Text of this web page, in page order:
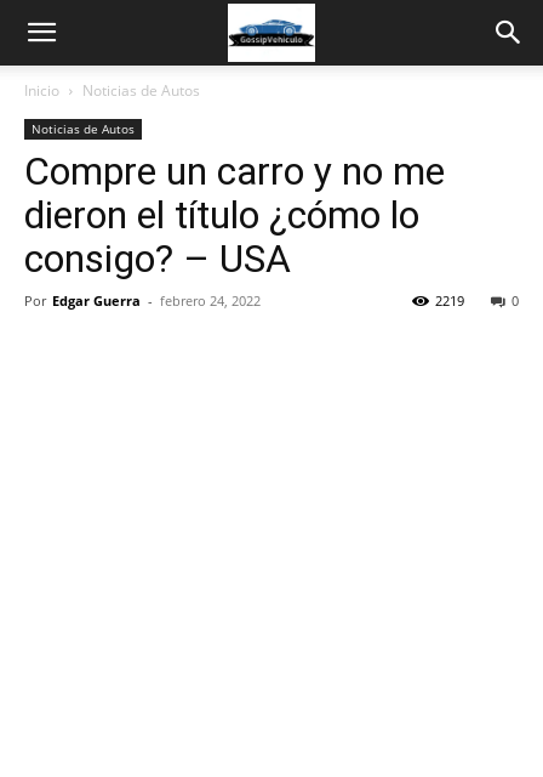
Inicio Noticias de Autos
Noticias de Autos
Compre un carro y no me
dieron el título ¿cómo lo
consigo? – USA
Por Edgar Guerra - febrero 24, 2022 0
2219